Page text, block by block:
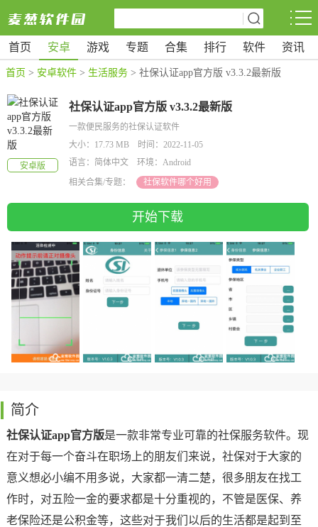
首页 安卓 游戏 专题 合集 排行 软件 资讯
首页 > 安卓软件 > 生活服务 > 社保认证app官方版 v3.3.2最新版
安卓版
社保认证app官方版 v3.3.2最新版
一款便民服务的社保认证软件
大小：17.73 MB 时间：2022-11-05
语言：简体中文 环境：Android
相关合集/专题：
社保软件哪个好用
开始下载
简介
社保认证app官方版是一款非常专业可靠的社保服务软件。现
在对于每一个奋斗在职场上的朋友们来说，社保对于大家的
意义想必小编不用多说，大家都一清二楚，很多朋友在找工
作时，对五险一金的要求都是十分重视的，不管是医保、养
老保险还是公积金等，这些对于我们以后的生活都是起到至